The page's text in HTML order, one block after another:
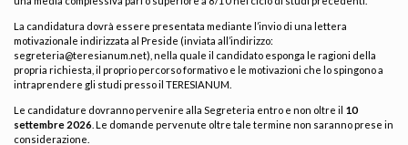
La candidatura dovrà essere presentata mediante l’invio di una lettera
motivazionale indirizzata al Preside (inviata all’indirizzo:
segreteria@teresianum.net), nella quale il candidato esponga le ragioni della
propria richiesta, il proprio percorso formativo e le motivazioni che lo spingono a
intraprendere gli studi presso il TERESIANUM.
Le candidature dovranno pervenire alla Segreteria entro e non oltre il 10
settembre 2026 . Le domande pervenute oltre tale termine non saranno prese in
considerazione.